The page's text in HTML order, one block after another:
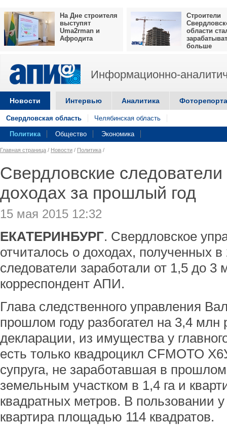
На Дне строителя
выступят
Uma2rman и
Афродита
Строители
области
больше
Информационно-
Новости Интервью Аналитика
Свердловская область Челябинская область
Политика Общество Экономика
Главная страница / Новости / Политика /
Свердловские следователи
доходах за прошлый год
15 мая 2015 12:32
ЕКАТЕРИНБУРГ. Свердловское
отчиталось о доходах, полученных в
следователи заработали от 1,5 до 3
корреспондент АПИ.
Глава следственного управления
прошлом году разбогател на 3,4 млн
декларации, из имущества у
есть только квадроцикл CFМОТО
супруга, не заработавшая в
земельным участком в 1,4 га и
квадратных метров. В пользовании
квартира площадью 114 квадратов.